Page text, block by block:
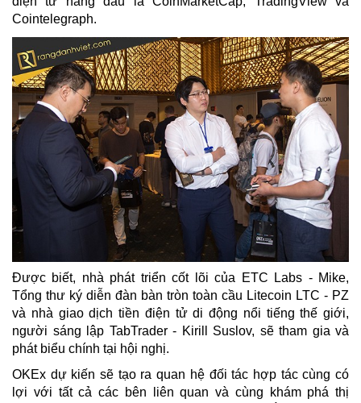
Cointelegraph.
Được biết, nhà phát triển cốt lõi của ETC Labs - Mike,
Tổng thư ký diễn đàn bàn tròn toàn cầu Litecoin LTC - PZ
và nhà giao dịch tiền điện tử di động nổi tiếng thế giới,
người sáng lập TabTrader - Kirill Suslov, sẽ tham gia và
phát biểu chính tại hội nghị.
OKEx dự kiến sẽ tạo ra quan hệ đối tác hợp tác cùng có
lợi với tất cả các bên liên quan và cùng khám phá thị